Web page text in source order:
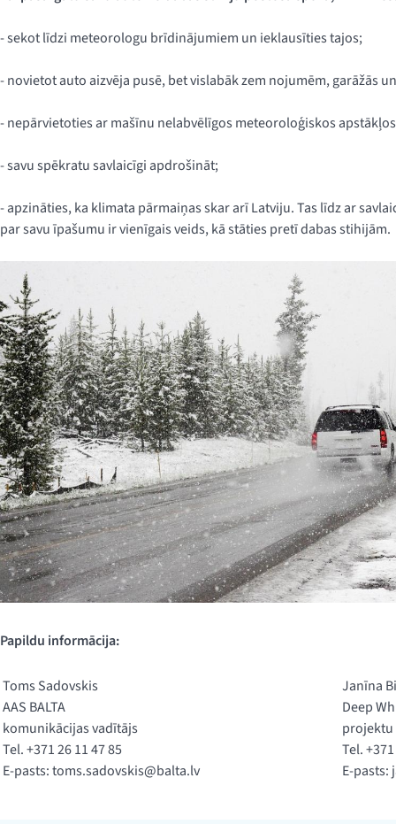
- sekot līdzi meteorologu brīdinājumiem un ieklausīties tajos;
- novietot auto aizvēja pusē, bet vislabāk zem nojumēm, garāžās
- nepārvietoties ar mašīnu nelabvēlīgos meteoroloģiskos
- savu spēkratu savlaicīgi apdrošināt;
- apzināties, ka klimata pārmaiņas skar arī Latviju. Tas līdz ar
par savu īpašumu ir vienīgais veids, kā stāties pretī dabas stihijām.
Papildu informācija:
Toms Sadovskis
AAS BALTA
komunikācijas vadītājs
Tel. +371 26 11 47 85
E-pasts:toms.sadovskis@balta.lv
Janīna
Deep
projektu
Tel.
E-pasts: